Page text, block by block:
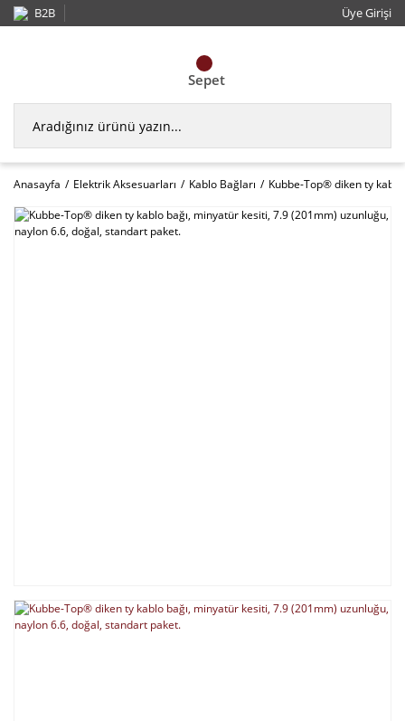
B2B Üye Girişi
Sepet
Anasayfa Elektrik Aksesuarları Kablo Bağları Kubbe-Top® diken ty